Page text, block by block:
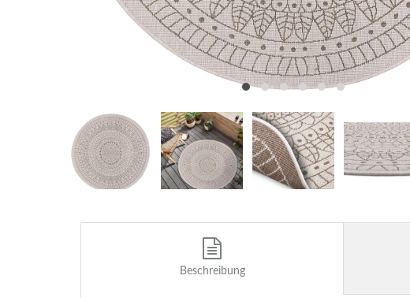
Beschreibung